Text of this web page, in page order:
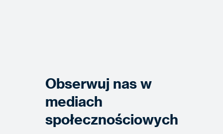
Obserwuj nas w
mediach
społecznościowych